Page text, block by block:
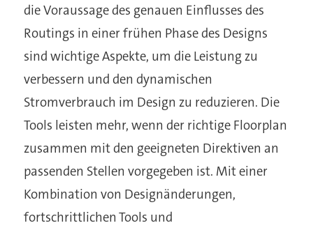
die Voraussage des genauen Einflusses des
Routings in einer frühen Phase des Designs
sind wichtige Aspekte, um die Leistung zu
verbessern und den dynamischen
Stromverbrauch im Design zu reduzieren. Die
Tools leisten mehr, wenn der richtige Floorplan
zusammen mit den geeigneten Direktiven an
passenden Stellen vorgegeben ist. Mit einer
Kombination von Designänderungen,
fortschrittlichen Tools und